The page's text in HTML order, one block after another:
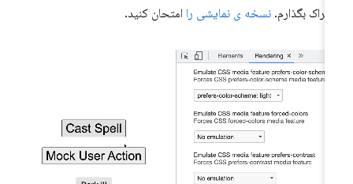
بگذارم.نسخه ی نمایشی راامتحان کنید.